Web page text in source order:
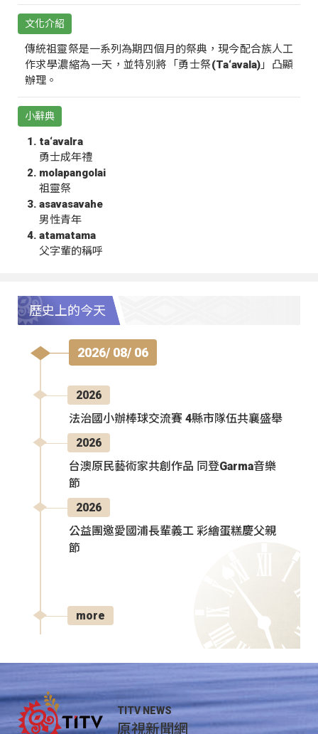
文化介紹
傳統祖靈祭是一系列為期四個月的祭典，現今配合族人工
作求學濃縮為一天，並特別將「勇士祭(Ta‘avala)」凸顯
辦理。
小辭典
ta‘avalra
勇士成年禮
molapangolai
祖靈祭
asavasavahe
男性青年
atamatama
父字輩的稱呼
歷史上的今天
2026/ 08/ 06
2026
法治國小辦棒球交流賽 4縣市隊伍共襄盛舉
2026
台澳原民藝術家共創作品 同登Garma音樂
節
2026
公益團邀愛國浦長輩義工 彩繪蛋糕慶父親
節
more
TITV NEWS
原視新聞網